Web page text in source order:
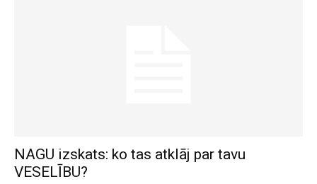
NAGU izskats: ko tas atklāj par tavu
VESELĪBU?